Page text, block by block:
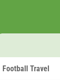
Football Travel